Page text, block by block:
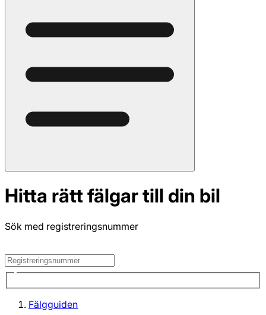
Hitta rätt fälgar till din bil
Sök med registreringsnummer
Fälgguiden